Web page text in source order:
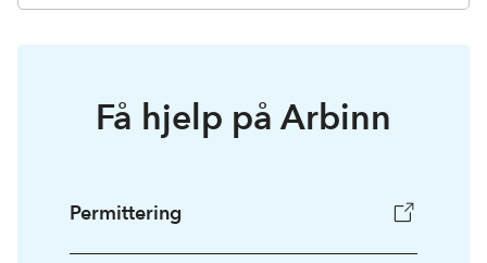
Få hjelp på Arbinn
Permittering